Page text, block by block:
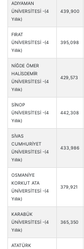
ADIYAMAN
ÜNİVERSİTESİ -(4
Yıllık)
439,900
FIRAT
ÜNİVERSİTESİ -(4
Yıllık)
395,098
NİĞDE ÖMER
HALİSDEMİR
ÜNİVERSİTESİ -(4
Yıllık)
429,573
SİNOP
ÜNİVERSİTESİ -(4
Yıllık)
442,308
SİVAS
CUMHURİYET
ÜNİVERSİTESİ -(4
Yıllık)
433,986
OSMANİYE
KORKUT ATA
ÜNİVERSİTESİ -(4
Yıllık)
379,921
KARABÜK
ÜNİVERSİTESİ -(4
Yıllık)
365,350
ATATÜRK